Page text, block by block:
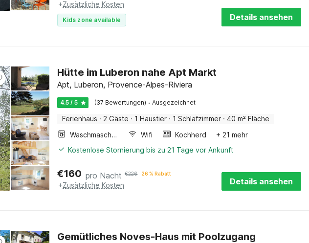
+Zusätzliche Kosten
Kids zone available Details ansehen
Hütte im Luberon nahe Apt Markt
Apt, Luberon, Provence-Alpes-Riviera
4.5 / 5 (37 Bewertungen) · Ausgezeichnet
Ferienhaus · 2 Gäste · 1 Haustier · 1 Schlafzimmer · 40 m² Fläche
Waschmaschine
Wifi Kochherd
+ 21 mehr
Kostenlose Stornierung bis zu 21 Tage vor Ankunft
€160 pro Nacht €226 26 % Rabatt
+Zusätzliche Kosten Details ansehen
Gemütliches Noves-Haus mit Poolzugang